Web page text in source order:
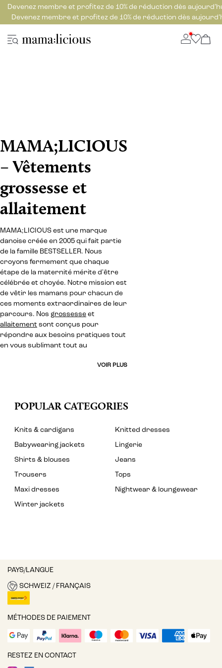
Devenez membre et profitez de 10% de réduction dès
Devenez membre et profitez de 10% de réduction dès
MAMA;LICIOUS
– Vêtements
grossesse et
allaitement
MAMA;LICIOUS est une marque
danoise créée en 2005 qui fait partie
de la famille BESTSELLER. Nous
croyons fermement que chaque
étape de la maternité mérite d'être
célébrée et choyée. Notre mission est
de vêtir les mamans pour chacun de
ces moments extraordinaires de leur
parcours. Nos grossesse et
allaitement sont conçus pour
répondre aux besoins pratiques tout
en vous sublimant tout au
VOIR PLUS
POPULAR CATEGORIES
Knits & cardigans
Knitted dresses
Babywearing jackets
Lingerie
Shirts & blouses
Jeans
Trousers
Tops
Maxi dresses
Nightwear & loungewear
Winter jackets
PAYS/LANGUE
SCHWEIZ / FRANÇAIS
MÉTHODES DE PAIEMENT
RESTEZ EN CONTACT